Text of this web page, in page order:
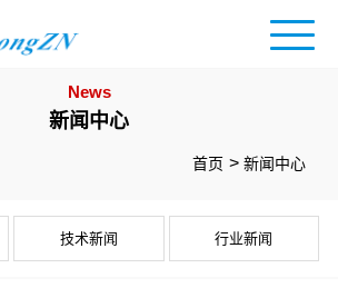
News
新闻中心
首页 新闻中心
技术新闻 行业新闻